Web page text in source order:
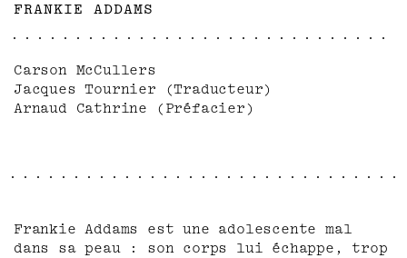
FRANKIE ADDAMS
Carson McCullers
Jacques Tournier (Traducteur)
Arnaud Cathrine (Préfacier)
Frankie Addams est une adolescente mal
dans sa peau : son corps lui échappe, trop